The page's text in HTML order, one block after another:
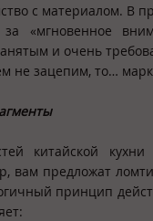
с материалом. В
за «мгновенное
и очень
не зацепим, то…
китайской
вам предложат
принцип